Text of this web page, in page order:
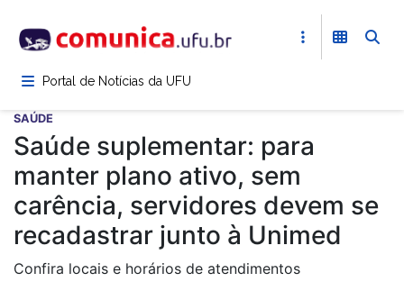
para
conteúdoPortal de Notícias da UFU
SAÚDE
Saúde suplementar: para
manter plano ativo, sem
carência, servidores devem se
recadastrar junto à Unimed
Confira locais e horários de atendimentos